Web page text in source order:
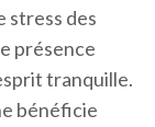
stress des
présence
tranquille.
bénéficie